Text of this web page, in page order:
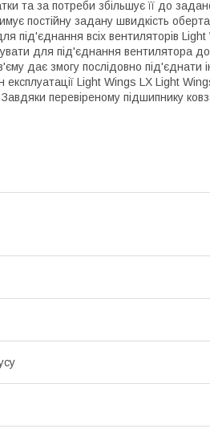
та за потреби збільшує її до
постійну задану швидкість
під'єднання всіх вентиляторів
для під'єднання вентилятора до
дає змогу послідовно під'єднати
Light Wings LX Light
перевіреному підшипнику